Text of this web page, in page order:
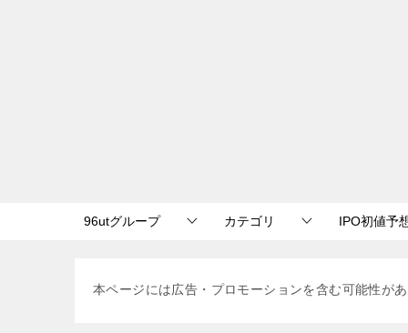
96utグループ カテゴリ IPO初値予
本ページには広告・プロモーションを含む可能性があ